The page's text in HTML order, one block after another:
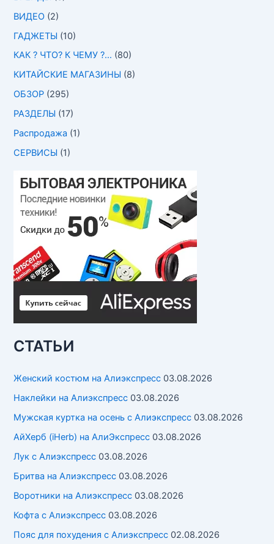
ВИДЕО (2)
ГАДЖЕТЫ (10)
КАК ? ЧТО? К ЧЕМУ ?… (80)
КИТАЙСКИЕ МАГАЗИНЫ (8)
ОБЗОР (295)
РАЗДЕЛЫ (17)
Распродажа (1)
СЕРВИСЫ (1)
СТАТЬИ
Женский костюм на Алиэкспресс 03.08.2026
Наклейки на Алиэкспресс 03.08.2026
Мужская куртка на осень с Алиэкспресс 03.08.2026
АйХерб (iHerb) на АлиЭкспресс 03.08.2026
Лук с Алиэкспресс 03.08.2026
Бритва на Алиэкспресс 03.08.2026
Воротники на Алиэкспресс 03.08.2026
Кофта с Алиэкспресс 03.08.2026
Пояс для похудения с Алиэкспресс 02.08.2026